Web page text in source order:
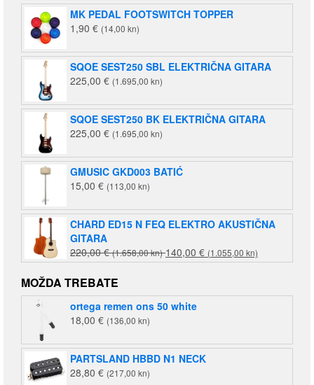
MK PEDAL FOOTSWITCH TOPPER
1,90 € (14,00 kn)
SQOE SEST250 SBL ELEKTRIČNA GITARA
225,00 € (1.695,00 kn)
SQOE SEST250 BK ELEKTRIČNA GITARA
225,00 € (1.695,00 kn)
GMUSIC GKD003 BATIĆ
15,00 € (113,00 kn)
CHARD ED15 N FEQ ELEKTRO AKUSTIČNA
GITARA
220,00€ (1.658,00 kn)Izvorna
cijena
je:
220,00 €
140,00 € (1.055,00 kn)
cijena
140,00 €
MOŽDA TREBATE
ortega remen ons 50 white
18,00 € (136,00 kn)
PARTSLAND HBBD N1 NECK
28,80 € (217,00 kn)